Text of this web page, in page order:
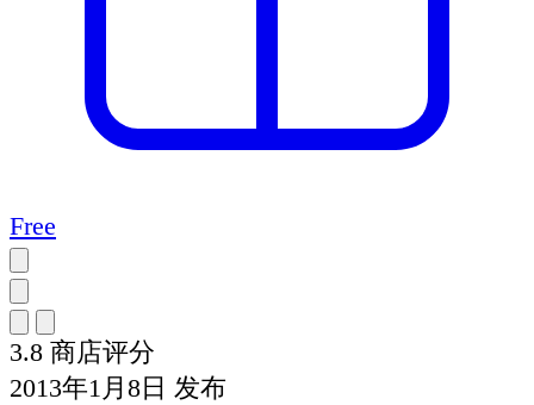
Free
3.8 商店评分
2013年1月8日 发布